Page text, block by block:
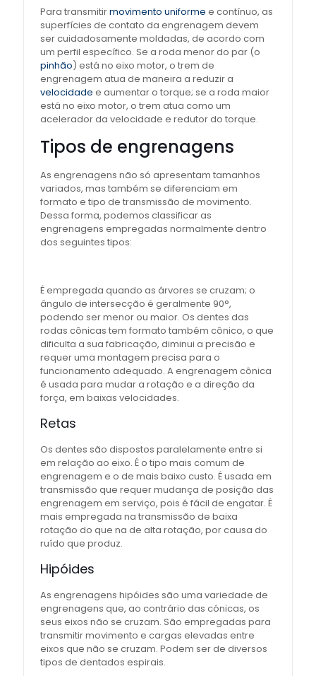
Para transmitirmovimento uniforme e contínuo, as
superfícies de contato da engrenagem devem
ser cuidadosamente moldadas, de acordo com
um perfil específico. Se a roda menor do par (o
pinhão) está no eixo motor, o trem de
engrenagem atua de maneira a reduzir a
velocidade e aumentar o torque; se a roda maior
está no eixo motor, o trem atua como um
acelerador da velocidade e redutor do torque.
Tipos de engrenagens
As engrenagens não só apresentam tamanhos
variados, mas também se diferenciam em
formato e tipo de transmissão de movimento.
Dessa forma, podemos classificar as
engrenagens empregadas normalmente dentro
dos seguintes tipos:
É empregada quando as árvores se cruzam; o
ângulo de intersecção é geralmente 90°,
podendo ser menor ou maior. Os dentes das
rodas cônicas tem formato também cônico, o que
dificulta a sua fabricação, diminui a precisão e
requer uma montagem precisa para o
funcionamento adequado. A engrenagem cônica
é usada para mudar a rotação e a direção da
força, em baixas velocidades.
Retas
Os dentes são dispostos paralelamente entre si
em relação ao eixo. É o tipo mais comum de
engrenagem e o de mais baixo custo. É usada em
transmissão que requer mudança de posição das
engrenagem em serviço, pois é fácil de engatar. É
mais empregada na transmissão de baixa
rotação do que na de alta rotação, por causa do
ruído que produz.
Hipóides
As engrenagens hipóides são uma variedade de
engrenagens que, ao contrário das cónicas, os
seus eixos não se cruzam. São empregadas para
transmitir movimento e cargas elevadas entre
eixos que não se cruzam. Podem ser de diversos
tipos de dentados espirais.